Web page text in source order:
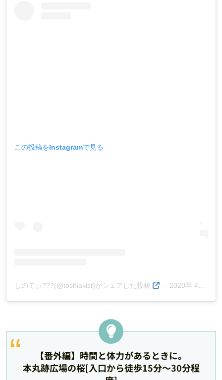
この投稿をInstagramで見る
しのてぃ???(@toshiakist)がシェアした投稿 – 2020年 4月月16日午前6時44分PDT
【番外編】時間と体力があるときに。
本丸跡広場の桜[入口から徒歩15分～30分程